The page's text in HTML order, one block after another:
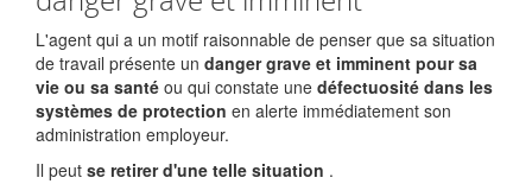
L'agent qui a un motif raisonnable de penser que sa situation
de travail présente un danger grave et imminent pour sa
vie ou sa santé ou qui constate une défectuosité dans les
systèmes de protection en alerte immédiatement son
administration employeur.
Il peut se retirer d'une telle situation .